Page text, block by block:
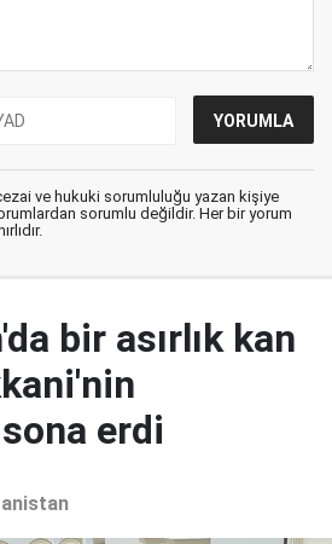
ve hukuki sorumluluğu yazan kişiye
sorumlu değildir. Her bir yorum
bir asırlık kan
erdi